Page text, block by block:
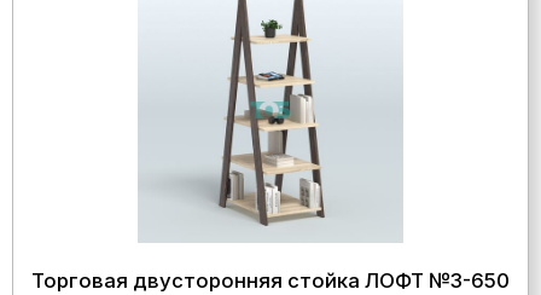
Торговая двусторонняя стойка ЛОФТ №3-650